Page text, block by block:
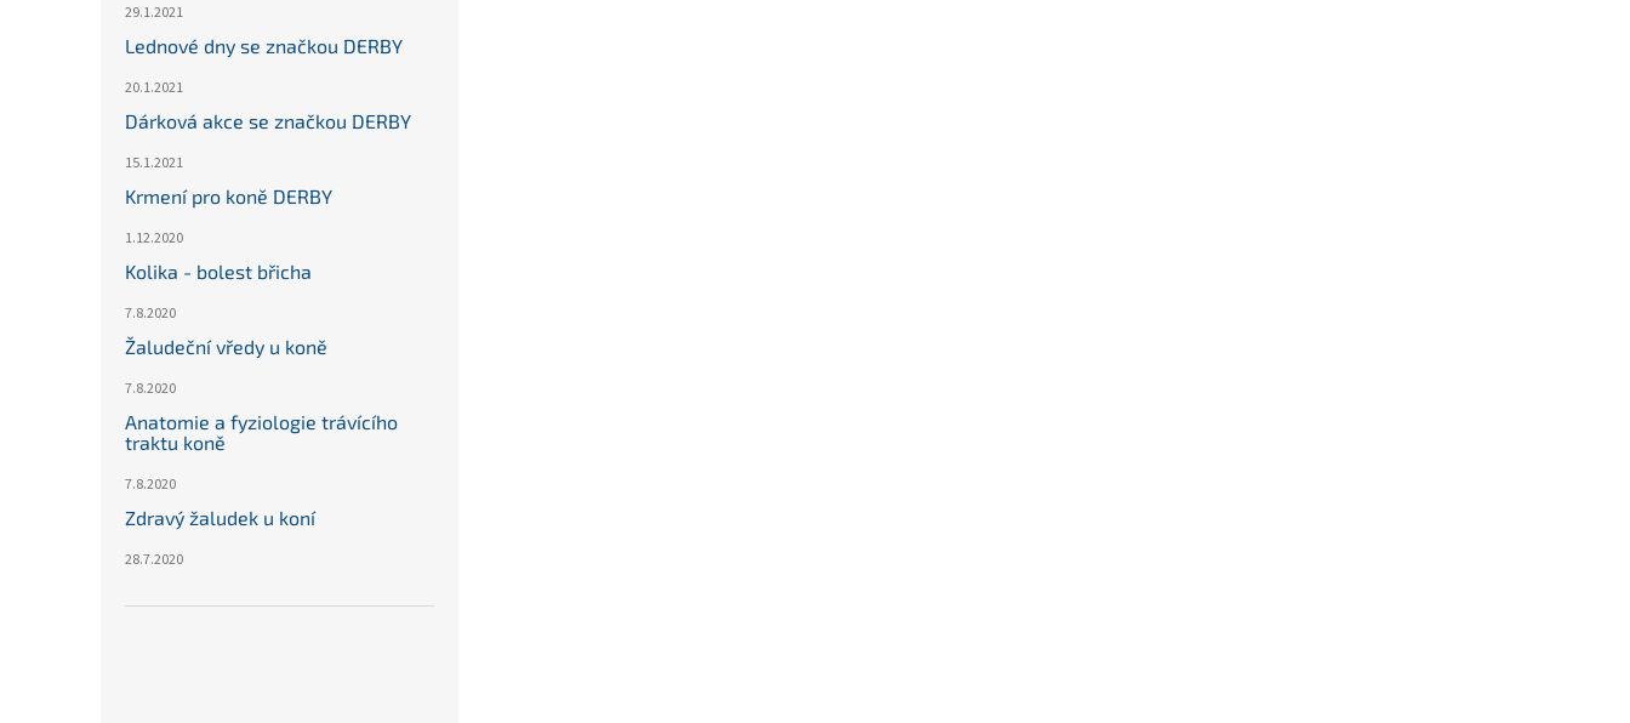
29.1.2021
Lednové dny se značkou DERBY
20.1.2021
Dárková akce se značkou DERBY
15.1.2021
Krmení pro koně DERBY
1.12.2020
Kolika - bolest břicha
7.8.2020
Žaludeční vředy u koně
7.8.2020
Anatomie a fyziologie trávícího
traktu koně
7.8.2020
Zdravý žaludek u koní
28.7.2020